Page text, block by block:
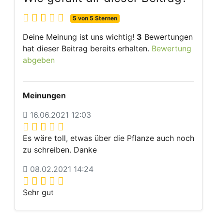
5 von 5 Sternen
Deine Meinung ist uns wichtig! 3 Bewertungen
hat dieser Beitrag bereits erhalten. Bewertung
abgeben
Meinungen
16.06.2021 12:03
Es wäre toll, etwas über die Pflanze auch noch
zu schreiben. Danke
08.02.2021 14:24
Sehr gut